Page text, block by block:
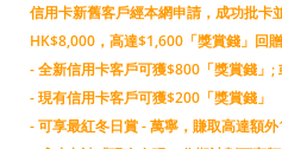
信用卡新舊客戶經本網申請，成功批卡
HK$8,000，高達$1,600「獎賞錢」回贈
- 全新信用卡客戶可獲$800「獎賞錢」;
- 現有信用卡客戶可獲$200「獎賞錢」
- 可享最紅冬日賞 - 萬寧，賺取高達額外